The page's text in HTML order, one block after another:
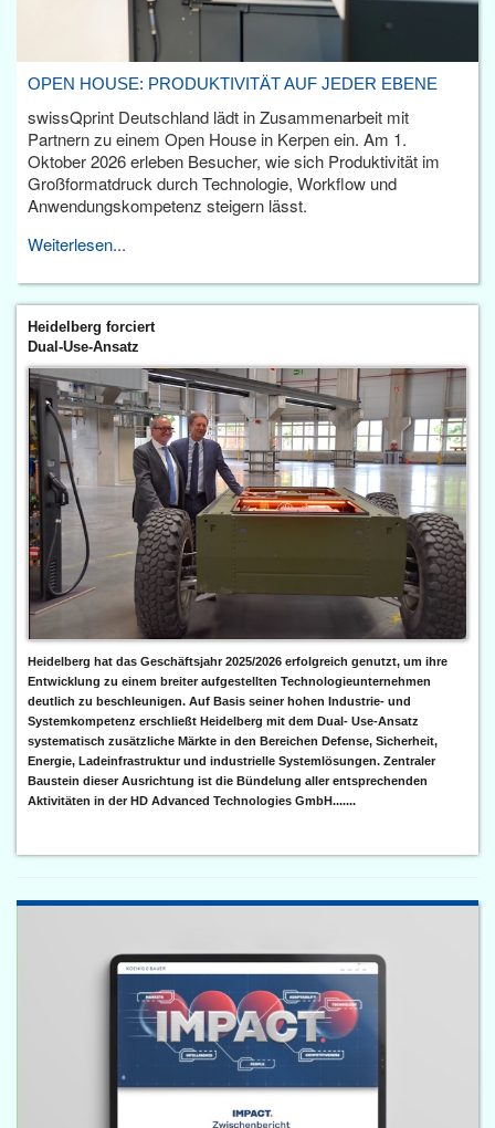
OPEN HOUSE: PRODUKTIVITÄT AUF JEDER EBENE
swissQprint Deutschland lädt in Zusammenarbeit mit
Partnern zu einem Open House in Kerpen ein. Am 1.
Oktober 2026 erleben Besucher, wie sich Produktivität im
Großformatdruck durch Technologie, Workflow und
Anwendungskompetenz steigern lässt.
Weiterlesen...
Heidelberg forciert
Dual-Use-Ansatz
Heidelberg hat das Geschäftsjahr 2025/2026 erfolgreich genutzt, um ihre
Entwicklung zu einem breiter aufgestellten Technologieunternehmen
deutlich zu beschleunigen. Auf Basis seiner hohen Industrie- und
Systemkompetenz erschließt Heidelberg mit dem Dual- Use-Ansatz
systematisch zusätzliche Märkte in den Bereichen Defense, Sicherheit,
Energie, Ladeinfrastruktur und industrielle Systemlösungen. Zentraler
Baustein dieser Ausrichtung ist die Bündelung aller entsprechenden
Aktivitäten in der HD Advanced Technologies GmbH.......